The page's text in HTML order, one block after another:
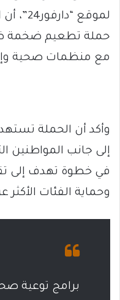
لموقع
حملة تطعيم ضخمة
مع منظمات صحية
وأكد أن الحملة
إلى جانب المواطنين
في خطوة تهدف إلى
وحماية الفئات
برامج توعية